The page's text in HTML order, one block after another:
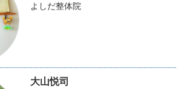
よしだ整体院
大山悦司